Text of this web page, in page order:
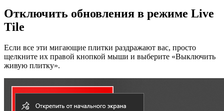
Отключить обновления в режиме Live
Tile
Если все эти мигающие плитки раздражают вас, просто
щелкните их правой кнопкой мыши и выберите «Выключить
живую плитку».